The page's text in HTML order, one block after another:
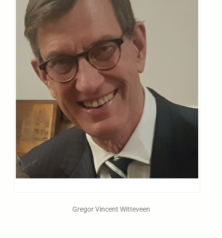
Gregor Vincent Witteveen